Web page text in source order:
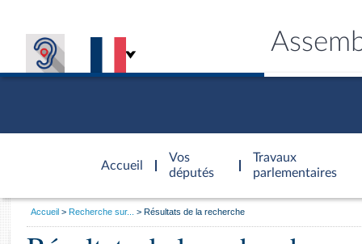
Accueil
d'accueil
Vos
députés
Travaux
parlementaires
Général
Vous
Accueil Recherche sur... Résultats de la recherche